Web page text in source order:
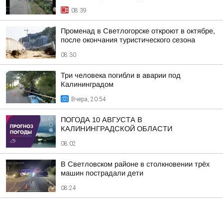
08:39
Променад в Светлогорске откроют в октябре,
после окончания туристического сезона
08:30
Три человека погибли в аварии под
Калининградом
Вчера, 20:54
ПОГОДА 10 АВГУСТА В
КАЛИНИНГРАДСКОЙ ОБЛАСТИ
08:02
В Светловском районе в столкновении трёх
машин пострадали дети
08:24